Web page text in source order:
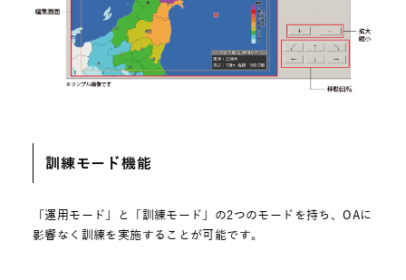
訓練モード機能
「運用モード」と「訓練モード」の2つのモードを持ち、OAに
影響なく訓練を実施することが可能です。